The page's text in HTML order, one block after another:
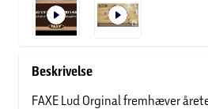
Beskrivelse
FAXE Lud Orginal fremhæver